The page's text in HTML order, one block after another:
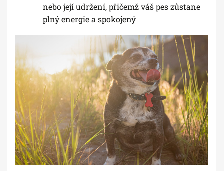
nebo její udržení, přičemž váš pes zůstane
plný energie a spokojený